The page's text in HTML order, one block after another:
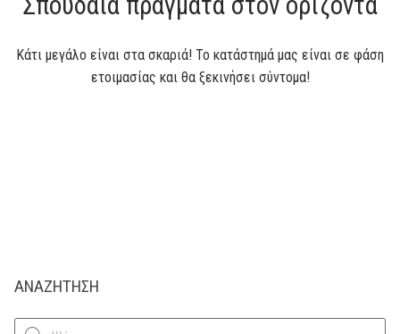
Κάτι μεγάλο είναι στα σκαριά! Το κατάστημά μας είναι σε φάση
ετοιμασίας και θα ξεκινήσει σύντομα!
ΑΝΑΖΗΤΗΣΗ
Products